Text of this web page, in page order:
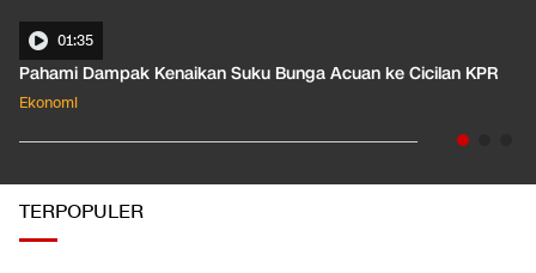
01:35
Pahami Dampak Kenaikan Suku Bunga Acuan ke Cicilan KPR
Ekonomi
TERPOPULER